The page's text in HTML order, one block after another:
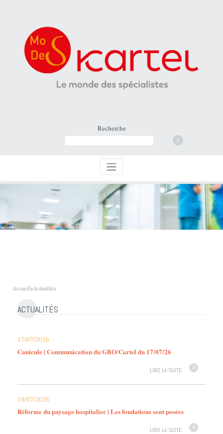
Recherche
Accueil>Actualités
ACTUALITÉS
17/07/2026
Canicule | Communication du GBO/Cartel du 17/07/26
LIRE LA SUITE
10/07/2026
Réforme du paysage hospitalier | Les fondations sont posées
LIRE LA SUITE